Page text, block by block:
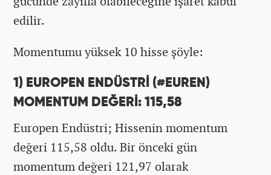
edilir.
Momentumu yüksek 10 hisse şöyle:
1) EUROPEN ENDÜSTRİ (#EUREN)
MOMENTUM DEĞERİ: 115,58
Europen Endüstri; Hissenin momentum
değeri 115,58 oldu. Bir önceki gün
momentum değeri 121,97 olarak